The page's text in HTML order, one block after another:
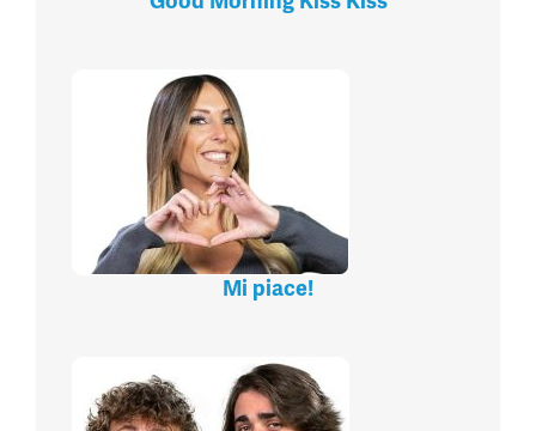
Mi piace!